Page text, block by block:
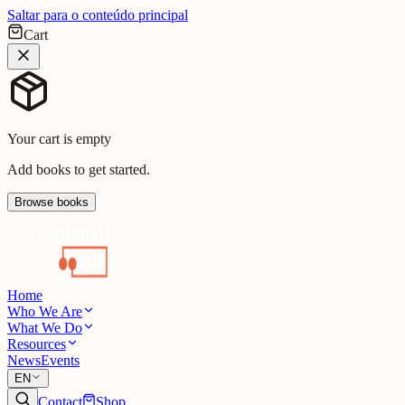
Saltar para o conteúdo principal
Cart
Your cart is empty
Add books to get started.
Browse books
Home
Who We Are
What We Do
Resources
NewsEvents
EN
Contact Shop